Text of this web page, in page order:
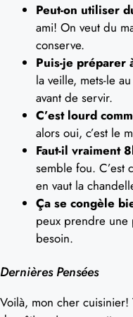
Peut-on utiliser
ami! On veut du
conserve.
Puis-je préparer
la veille, mets-le
avant de servir.
C’est lourd
alors oui, c’est le
Faut-il vraiment
semble fou. C’est
en vaut la
Ça se congèle
peux prendre une
besoin.
Dernières Pensées
Voilà, mon cher cuisinier!